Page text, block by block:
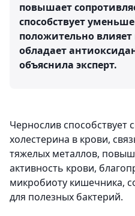
повышает
способствует
положительно
обладает
объяснила эксперт.
Чернослив способствует
холестерина в крови,
тяжелых металлов,
активность крови,
микробиоту кишечника,
для полезных бактерий.